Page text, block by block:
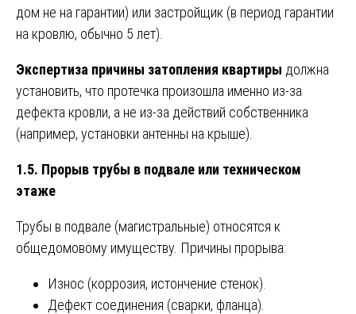
дом не на гарантии) или застройщик (в период гарантии
на кровлю, обычно 5 лет).
Экспертиза причины затопления квартиры должна
установить, что протечка произошла именно из-за
дефекта кровли, а не из-за действий собственника
(например, установки антенны на крыше).
1.5. Прорыв трубы в подвале или техническом
этаже
Трубы в подвале (магистральные) относятся к
общедомовому имуществу. Причины прорыва:
Износ (коррозия, истончение стенок).
Дефект соединения (сварки, фланца).